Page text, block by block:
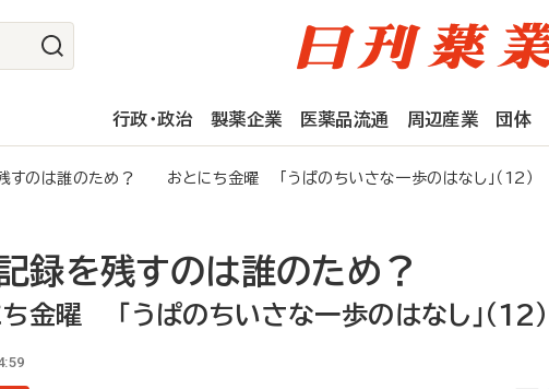
行政・政治 製薬企業 医薬品流通 周辺産業 団体
すのは誰のため？ おとにち金曜 「うぱのちいさな一歩のはなし」（12）
録を残すのは誰のため？
金曜 「うぱのちいさな一歩のはなし」（12）